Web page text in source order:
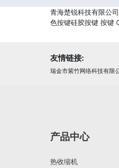
青海楚锐科技有限公
色按键硅胶按键 按键
友情链接:
瑞金市紫竹网络科技有限
产品中心
热收缩机